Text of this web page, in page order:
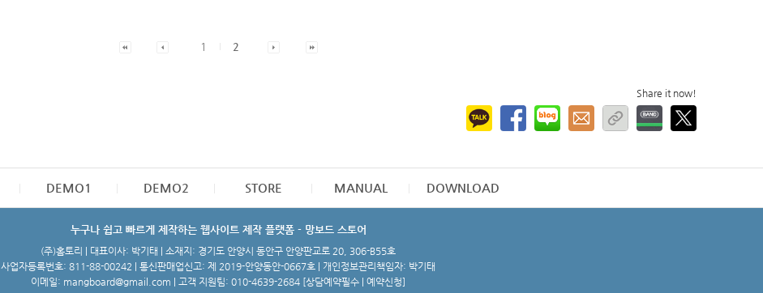
1 2
Share it now!
DEMO1 DEMO2 STORE MANUAL DOWNLOAD
누구나 쉽고 빠르게 제작하는 웹사이트 제작 플랫폼 - 망보드 스토어
(주)홈토리 | 대표이사: 박기태 | 소재지: 경기도 안양시 동안구 안양판교로 20, 306-B55호
사업자등록번호: 811-88-00242 | 통신판매업신고: 제 2019-안양동안-0667호 | 개인정보관리책임자: 박기태
이메일: mangboard@gmail.com | 고객 지원팀: 010-4639-2684 [상담예약필수 | 예약신청]